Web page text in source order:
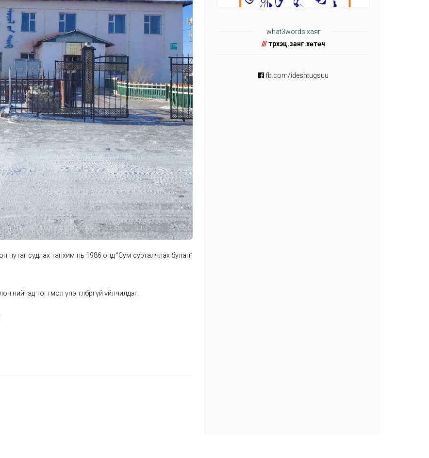
нутаг судлах танхим нь 1986 онд “Сум сурталчлах булан”
нийтэд тогтмол үнэ төлбөргүй үйлчилдэг.
what3words хаяг
///түрхэц.занг.хөтөч
fb.com/ideshtugsuu